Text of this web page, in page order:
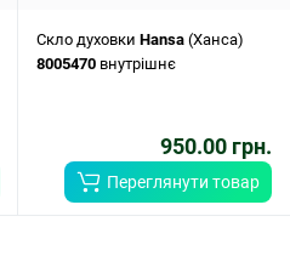
Скло духовки Hansa (Ханса)
8005470 внутрішнє
950.00 грн.
Переглянути товар